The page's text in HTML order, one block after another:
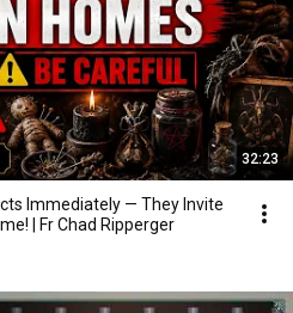
32:23
Immediately — They Invite
| Fr Chad Ripperger